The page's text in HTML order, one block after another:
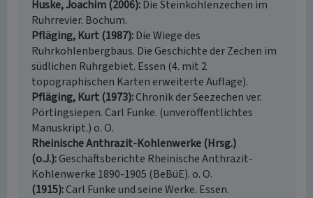
Huske, Joachim (2006) Die Steinkohlenzechen im
Ruhrrevier. Bochum.
Pfläging, Kurt (1987) Die Wiege des
Ruhrkohlenbergbaus. Die Geschichte der Zechen im
südlichen Ruhrgebiet. Essen (4. mit 2
topographischen Karten erweiterte Auflage).
Pfläging, Kurt (1973) Chronik der Seezechen ver.
Pörtingsiepen. Carl Funke. (unveröffentlichtes
Manuskript.) o. O.
Rheinische Anthrazit-Kohlenwerke (Hrsg.)
(o.J.) Geschäftsberichte Rheinische Anthrazit-
Kohlenwerke 1890-1905 (BeBüE). o. O.
(1915) Carl Funke und seine Werke. Essen.